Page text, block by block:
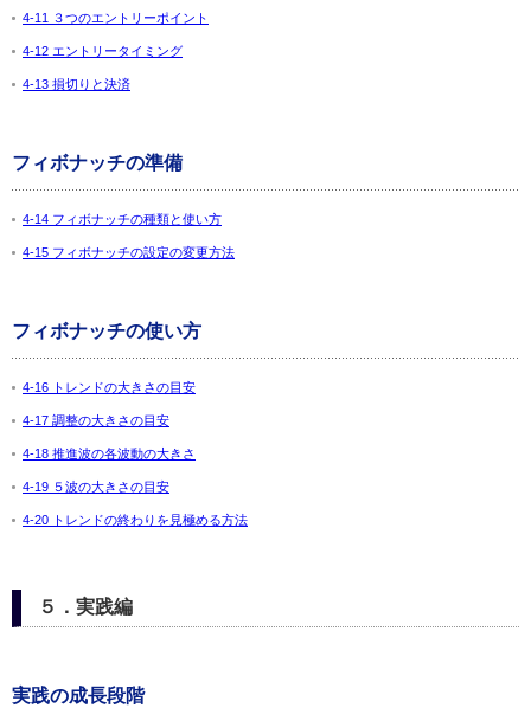
4-11 ３つのエントリーポイント
4-12 エントリータイミング
4-13 損切りと決済
フィボナッチの準備
4-14 フィボナッチの種類と使い方
4-15 フィボナッチの設定の変更方法
フィボナッチの使い方
4-16 トレンドの大きさの目安
4-17 調整の大きさの目安
4-18 推進波の各波動の大きさ
4-19 ５波の大きさの目安
4-20 トレンドの終わりを見極める方法
５．実践編
実践の成長段階